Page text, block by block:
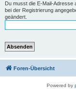
Du musst die E-Mail-Adresse
bei der Registrierung
geändert.
Foren-Übersicht
Powered by